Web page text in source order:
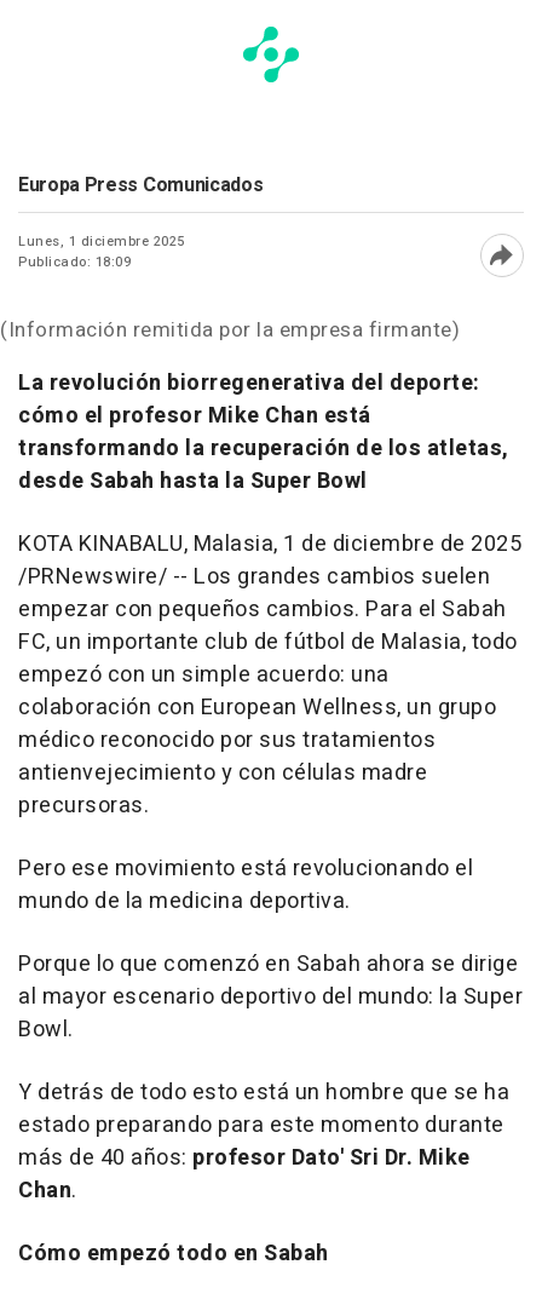
Europa Press Comunicados
Lunes, 1 diciembre 2025
Publicado: 18:09
(Información remitida por la empresa firmante)
La revolución biorregenerativa del deporte:
cómo el profesor Mike Chan está
transformando la recuperación de los atletas,
desde Sabah hasta la Super Bowl
KOTA KINABALU, Malasia, 1 de diciembre de 2025
/PRNewswire/ -- Los grandes cambios suelen
empezar con pequeños cambios. Para el Sabah
FC, un importante club de fútbol de Malasia, todo
empezó con un simple acuerdo: una
colaboración con European Wellness, un grupo
médico reconocido por sus tratamientos
antienvejecimiento y con células madre
precursoras.
Pero ese movimiento está revolucionando el
mundo de la medicina deportiva.
Porque lo que comenzó en Sabah ahora se dirige
al mayor escenario deportivo del mundo: la Super
Bowl.
Y detrás de todo esto está un hombre que se ha
estado preparando para este momento durante
más de 40 años: profesor Dato' Sri Dr. Mike
Chan.
Cómo empezó todo en Sabah